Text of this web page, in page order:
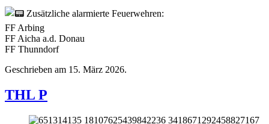
Zusätzliche alarmierte Feuerwehren:
FF Arbing
FF Aicha a.d. Donau
FF Thunndorf
Geschrieben am 15. März 2026.
THL P